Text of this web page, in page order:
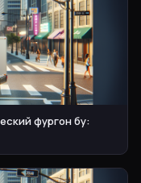
фургон бу: